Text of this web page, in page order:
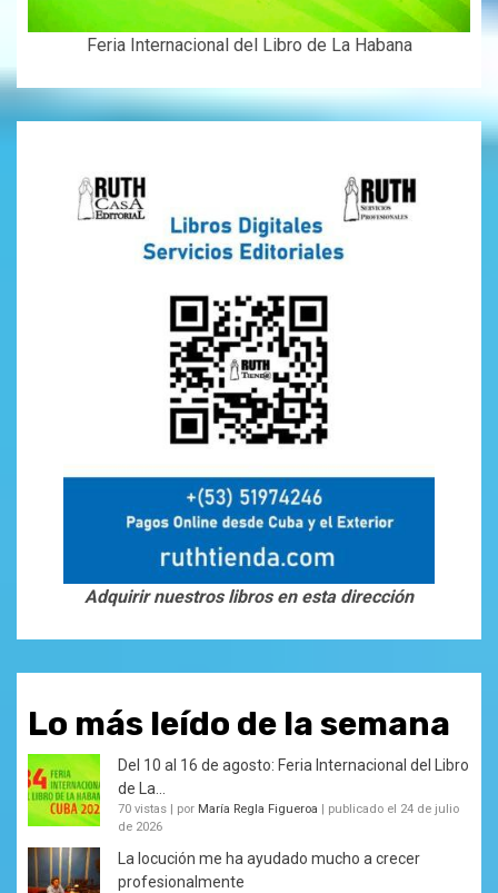
Feria Internacional del Libro de La Habana
Adquirir nuestros libros en esta dirección
Lo más leído de la semana
Del 10 al 16 de agosto: Feria Internacional del Libro
de La...
70 vistas por María Regla Figueroa
publicado el 24 de julio
de 2026
La locución me ha ayudado mucho a crecer
profesionalmente